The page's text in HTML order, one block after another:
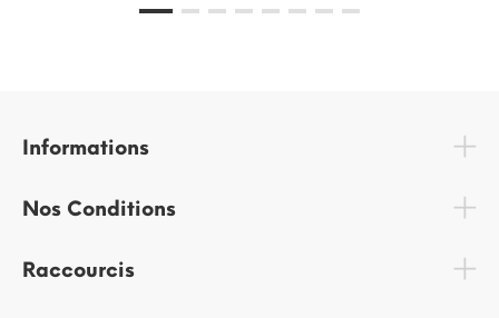
Informations
Nos Conditions
Raccourcis